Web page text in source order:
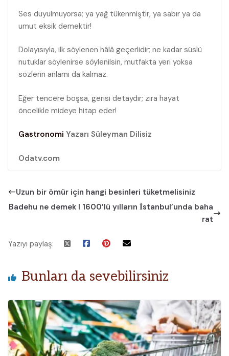
Ses duyulmuyorsa; ya yağ tükenmiştir, ya sabır ya da
umut eksik demektir!
Dolayısıyla, ilk söylenen hâlâ geçerlidir; ne kadar süslü
nutuklar söylenirse söylenilsin, mutfakta yeri yoksa
sözlerin anlamı da kalmaz.
Eğer tencere boşsa, gerisi detaydır; zira hayat
öncelikle mideye hitap eder!
Gastronomi Yazarı Süleyman Dilisiz
Odatv.com
Uzun bir ömür için hangi besinleri tüketmelisiniz
Badehu ne demek I 1600’lü yılların İstanbul’unda baha
rat
Yazıyı paylaş:
Bunları da sevebilirsiniz